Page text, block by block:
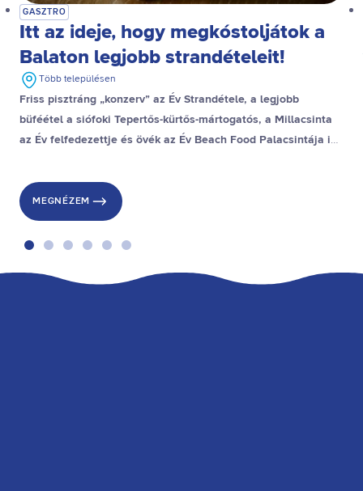
GASZTRO
Itt az ideje, hogy megkóstoljátok a
Balaton legjobb strandételeit!
Több településen
Friss pisztráng „konzerv” az Év Strandétele, a legjobb
büféétel a siófoki Tepertős-kürtős-mártogatós, a Millacsinta
az Év felfedezettje és övék az Év Beach Food Palacsintája is,
MEGNÉZEM